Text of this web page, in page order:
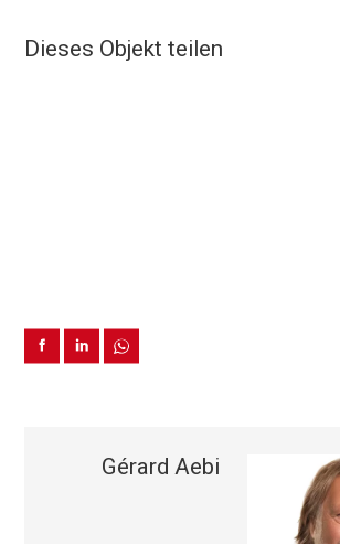
Dieses Objekt teilen
Gérard Aebi